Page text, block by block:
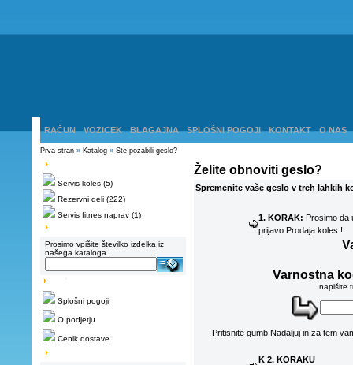
RAČUN VOZICEK BLAGAJNA SPLOŠNI POGOJI KONTAKT O NAS
Prva stran » Katalog » Ste pozabili geslo?
Servis koles (5)
Rezervni deli (222)
Servis fitnes naprav (1)
Prosimo vpišite številko izdelka iz
našega kataloga.
Splošni pogoji
O podjetju
Cenik dostave
Želite obnoviti geslo?
Spremenite vaše geslo v treh lahkih
1. KORAK: Prosimo da
prijavo Prodaja koles !
Varnostna
napišite
Pritisnite gumb Nadaljuj in za tem
K 2. KORAKU